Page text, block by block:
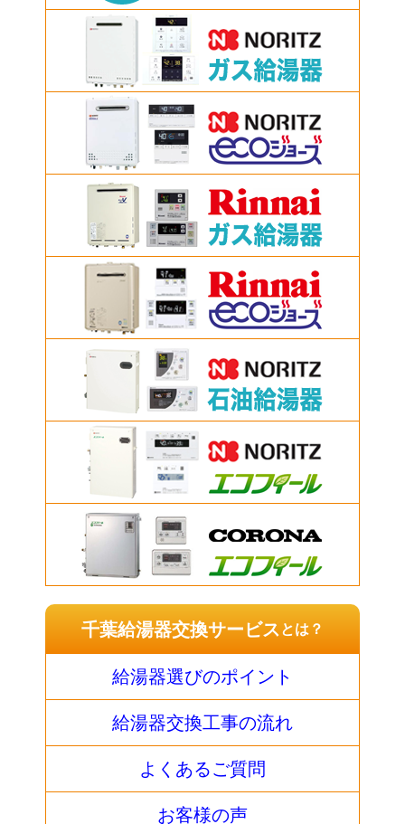
千葉給湯器交換サービス とは？
給湯器選びのポイント
給湯器交換工事の流れ
よくあるご質問
お客様の声